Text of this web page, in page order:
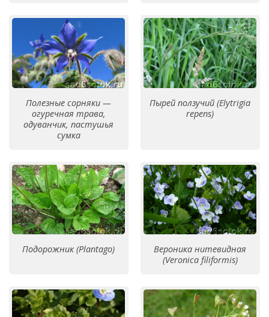
Полезные сорняки —
огуречная трава,
одуванчик, пастушья
сумка
Пырей ползучий (Elytrigia
repens)
Подорожник (Plantago)
Вероника нитевидная
(Veronica filiformis)